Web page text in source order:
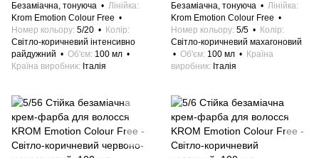
Безаміачна, тонуюча
Лінійка
Krom Emotion Colour Free
Номер кольору 5/20
Колір
Світло-коричневий інтенсивно
райдужний
Об'єм 100 мл
Країна виробник
Італія
Безаміачна, тонуюча
Лінійка
Krom Emotion Colour Free
Номер кольору 5/5
Колір
Світло-коричневий махагоновий
Об'єм 100 мл
Країна
виробник
Італія